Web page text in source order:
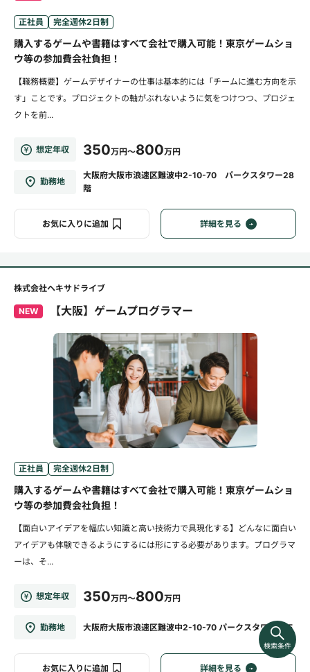
正社員 完全週休2日制
購入するゲームや書籍はすべて会社で購入可能！東京ゲームショ
ウ等の参加費会社負担！
【職務概要】ゲームデザイナーの仕事は基本的には「チームに進む方向を示
す」ことです。プロジェクトの軸がぶれないように気をつけつつ、プロジェ
クトを前...
想定年収 350万円～800万円
勤務地
大阪府大阪市浪速区難波中2-10-70 パークスタワー28
階
お気に入りに追加 詳細を見る
株式会社ヘキサドライブ
NEW 【大阪】ゲームプログラマー
正社員 完全週休2日制
購入するゲームや書籍はすべて会社で購入可能！東京ゲームショ
ウ等の参加費会社負担！
【面白いアイデアを幅広い知識と高い技術力で具現化する】どんなに面白い
アイデアも体験できるようにするには形にする必要があります。プログラマ
ーは、そ...
想定年収 350万円～800万円
勤務地 大阪府大阪市浪速区難波中2-10-70 パークスタワー28F
お気に入りに追加 詳細を見る
検索条件